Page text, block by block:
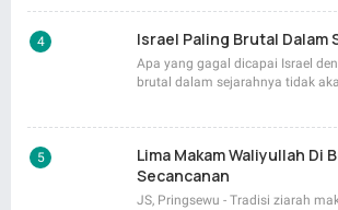
Israel Paling Brutal Dalam
Apa yang gagal dicapai Israel
brutal dalam sejarahnya tidak
Lima Makam Waliyullah Di
Secancanan
JS, Pringsewu - Tradisi ziarah